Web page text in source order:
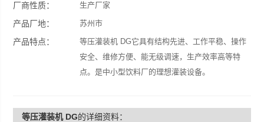
厂商性质： 生产厂家
产品厂地： 苏州市
产品特点：
等压灌装机 DG它具有结构先进、工作平稳、操作
安全、维修方便、能无级调速，生产效率高等特
点。是中小型饮料厂的理想灌装设备。
等压灌装机 DG的详细资料：